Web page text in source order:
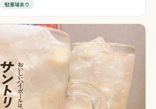
駐車場あり